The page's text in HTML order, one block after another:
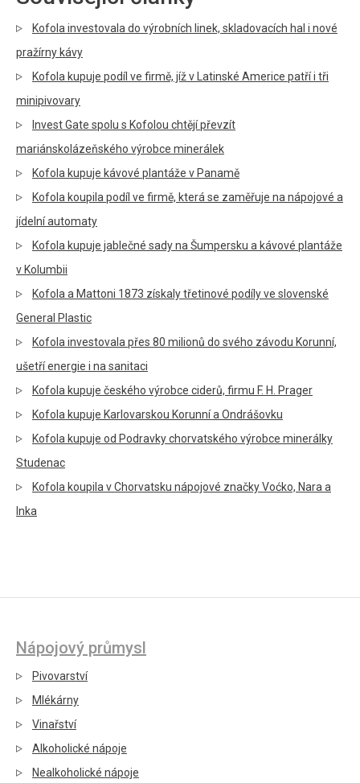
Kofola investovala do výrobních linek, skladovacích hal i nové
pražírny kávy
Kofola kupuje podíl ve firmě, jíž v Latinské Americe patří i tři
minipivovary
Invest Gate spolu s Kofolou chtějí převzít
mariánskolázeňského výrobce minerálek
Kofola kupuje kávové plantáže v Panamě
Kofola koupila podíl ve firmě, která se zaměřuje na nápojové a
jídelní automaty
Kofola kupuje jablečné sady na Šumpersku a kávové plantáže
v Kolumbii
Kofola a Mattoni 1873 získaly třetinové podíly ve slovenské
General Plastic
Kofola investovala přes 80 milionů do svého závodu Korunní,
ušetří energie i na sanitaci
Kofola kupuje českého výrobce ciderů, firmu F. H. Prager
Kofola kupuje Karlovarskou Korunní a Ondrášovku
Kofola kupuje od Podravky chorvatského výrobce minerálky
Studenac
Kofola koupila v Chorvatsku nápojové značky Voćko, Nara a
Inka
Nápojový průmysl
Pivovarství
Mlékárny
Vinařství
Alkoholické nápoje
Nealkoholické nápoje